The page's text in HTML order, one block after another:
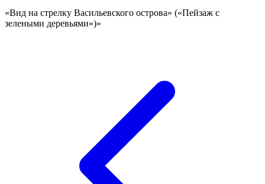
«Вид на стрелку Васильевского острова» («Пейзаж с
зелеными деревьями»)»